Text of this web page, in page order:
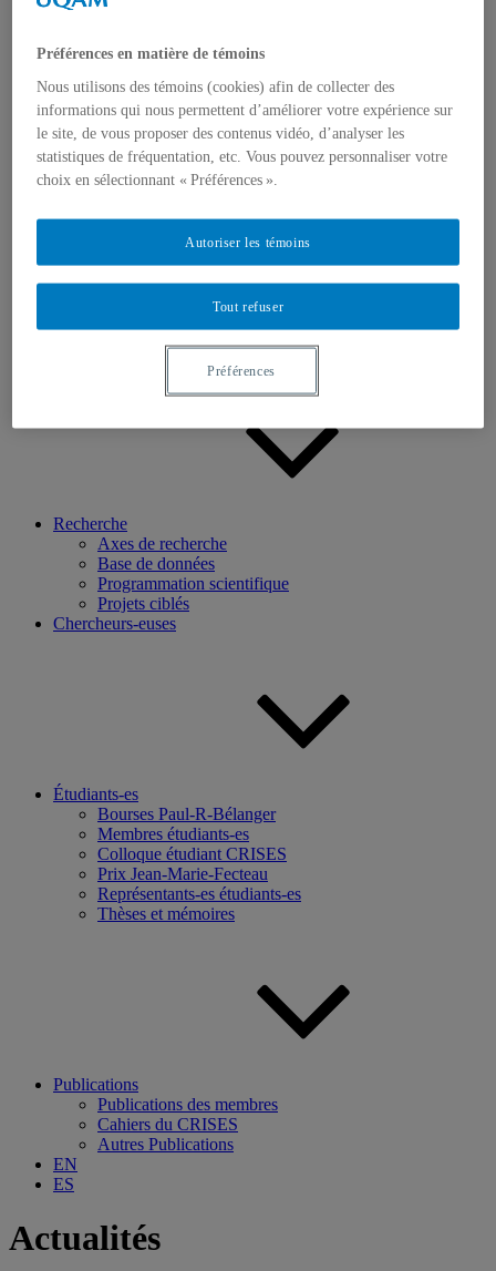
Dans les médias
Distinctions
Colloque international CRISES
Perspectives et dialogue
Vidéos et baladodiffusions
Recherche
Axes de recherche
Base de données
Programmation scientifique
Projets ciblés
Chercheurs-euses
Étudiants-es
Bourses Paul-R-Bélanger
Membres étudiants-es
Colloque étudiant CRISES
Prix Jean-Marie-Fecteau
Représentants-es étudiants-es
Thèses et mémoires
Publications
Publications des membres
Cahiers du CRISES
Autres Publications
EN
ES
Actualités
Préférences en matière de témoins
Nous utilisons des témoins (cookies) afin de collecter des
informations qui nous permettent d’améliorer votre expérience sur
le site, de vous proposer des contenus vidéo, d’analyser les
statistiques de fréquentation, etc. Vous pouvez personnaliser votre
choix en sélectionnant « Préférences ».
Tout refuser
Autoriser les témoins
Préférences